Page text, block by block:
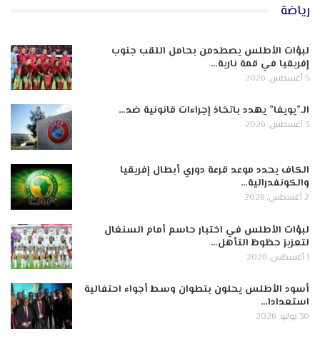
رياضة
لبؤات الأطلس يصطدمن بحامل اللقب جنوب
إفريقيا في قمة نارية…
5 أغسطس, 2026
الـ”يويفا” يهدد باتخاذ إجراءات قانونية ضد…
3 أغسطس, 2026
الكاف يحدد موعد قرعة دوري أبطال إفريقيا
والكونفدرالية…
2 أغسطس, 2026
لبؤات الأطلس في اختبار حاسم أمام السنغال
لتعزيز حظوظ التأهل…
1 أغسطس, 2026
أسود الأطلس يحلون بتطوان وسط أجواء احتفالية
استعدادا…
30 يوليو, 2026